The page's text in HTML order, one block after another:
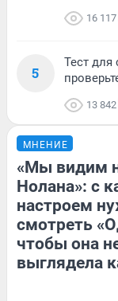
16 117
5
Тест для
13 842
МНЕНИЕ
«Мы видим
Нолана»: с
настроем
смотреть
чтобы она
выглядела